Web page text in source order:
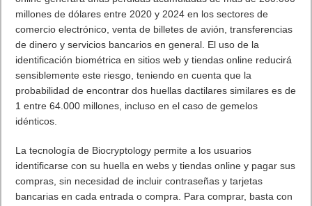
International Woman’s Day Top 50’ de 2020.
En el ‘top’ de artistas femeninas más escuchadas en España
desde enero hasta marzo, KAROL G se sitúa en el primer
puesto. La artista de Medellín también fue la cantante
femenina favorita de los españoles en 2019. Entre sus temas
más escuchados en Spotify se encuentra “ Tusa”, junto a Nicki
Minaj, que se ha convertido en todo un ‘hit’ y lleva 12 semanas
El segundo lugar del ranking de artistas femeninas más
escuchadas en Spotify en España lo ocupa Aitana, que ha
comenzado el año con fuerza. Entre los últimos temas más